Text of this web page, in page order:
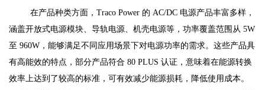
在产品种类方面，Traco Power 的 AC/DC 电源产品丰富多样，
涵盖开放式电源模块、导轨电源、机壳电源等，功率覆盖范围从 5W
至 960W，能够满足不同应用场景下对电源功率的需求。这些产品具
有高能效的特点，部分产品符合 80 PLUS 认证，意味着在能源转换
效率上达到了较高的标准，可有效减少能源损耗，降低使用成本。